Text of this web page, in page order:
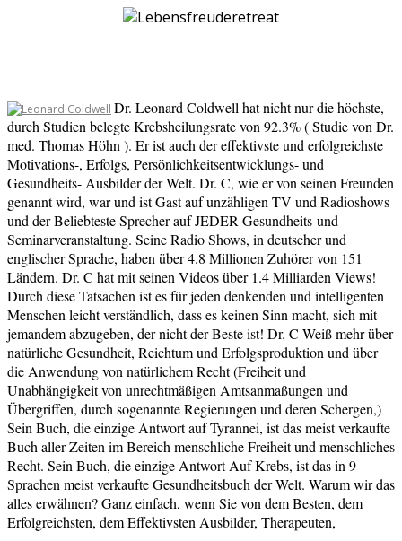
Dr. Leonard Coldwell hat nicht nur die höchste,
durch Studien belegte Krebsheilungsrate von 92.3% ( Studie von Dr.
med. Thomas Höhn ). Er ist auch der effektivste und erfolgreichste
Motivations-, Erfolgs, Persönlichkeitsentwicklungs- und
Gesundheits- Ausbilder der Welt. Dr. C, wie er von seinen Freunden
genannt wird, war und ist Gast auf unzähligen TV und Radioshows
und der Beliebteste Sprecher auf JEDER Gesundheits-und
Seminarveranstaltung. Seine Radio Shows, in deutscher und
englischer Sprache, haben über 4.8 Millionen Zuhörer von 151
Ländern. Dr. C hat mit seinen Videos über 1.4 Milliarden Views!
Durch diese Tatsachen ist es für jeden denkenden und intelligenten
Menschen leicht verständlich, dass es keinen Sinn macht, sich mit
jemandem abzugeben, der nicht der Beste ist! Dr. C Weiß mehr über
natürliche Gesundheit, Reichtum und Erfolgsproduktion und über
die Anwendung von natürlichem Recht (Freiheit und
Unabhängigkeit von unrechtmäßigen Amtsanmaßungen und
Übergriffen, durch sogenannte Regierungen und deren Schergen,)
Sein Buch, die einzige Antwort auf Tyrannei, ist das meist verkaufte
Buch aller Zeiten im Bereich menschliche Freiheit und menschliches
Recht. Sein Buch, die einzige Antwort Auf Krebs, ist das in 9
Sprachen meist verkaufte Gesundheitsbuch der Welt. Warum wir das
alles erwähnen? Ganz einfach, wenn Sie von dem Besten, dem
Erfolgreichsten, dem Effektivsten Ausbilder, Therapeuten,